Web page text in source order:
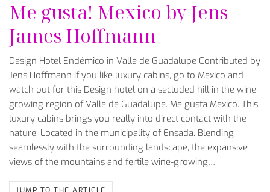
Me gusta! Mexico by Jens
James Hoffmann
Design Hotel Endémico in Valle de Guadalupe Contributed by
Jens Hoffmann If you like luxury cabins, go to Mexico and
watch out for this Design hotel on a secluded hill in the wine-
growing region of Valle de Guadalupe. Me gusta Mexico. This
luxury cabins brings you really into direct contact with the
nature. Located in the municipality of Ensada. Blending
seamlessly with the surrounding landscape, the expansive
views of the mountains and fertile wine-growing…